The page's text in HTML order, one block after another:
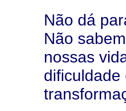
Não dá
Não
nossas